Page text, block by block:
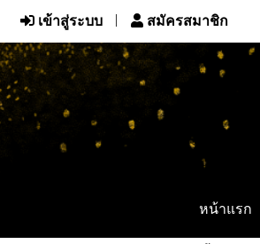
เข้าสู่ระบบ สมัครสมาชิก
หน้าแรก